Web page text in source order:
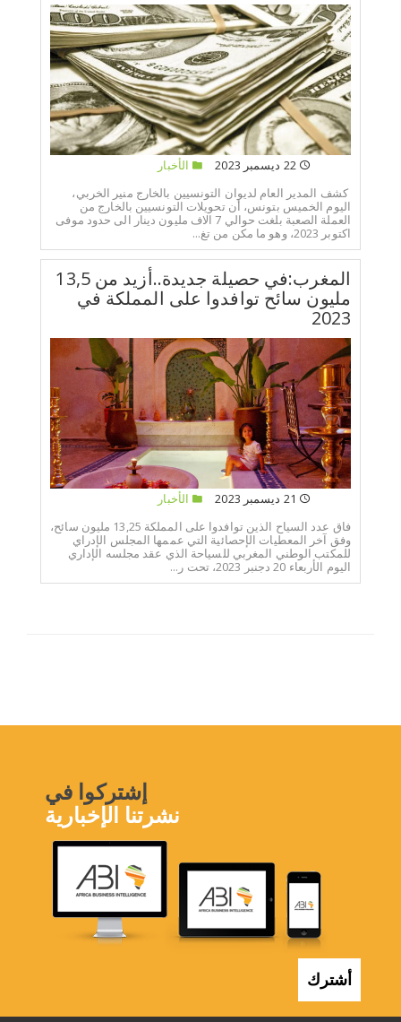
22 ديسمبر 2023
الأخبار
كشف المدير العام لديوان التونسيين بالخارج منير الخربي،
اليوم الخميس بتونس، أن تحويلات التونسيين بالخارج من
العملة الصعبة بلغت حوالي 7 الاف مليون دينار الى حدود موفى
اكتوبر 2023، وهو ما مكن من تغ...
المغرب:في حصيلة جديدة..أزيد من 13,5
مليون سائح توافدوا على المملكة في
2023
الأخبار
فاق عدد السياح الذين توافدوا على المملكة 13,25 مليون سائح،
وفق آخر المعطيات الإحصائية التي عممها المجلس الإدراي
للمكتب الوطني المغربي للسياحة الذي عقد مجلسه الإداري
اليوم الأربعاء 20 دجنبر 2023، تحت ر...
إشتركوا في
نشرتنا الإخبارية
أشترك